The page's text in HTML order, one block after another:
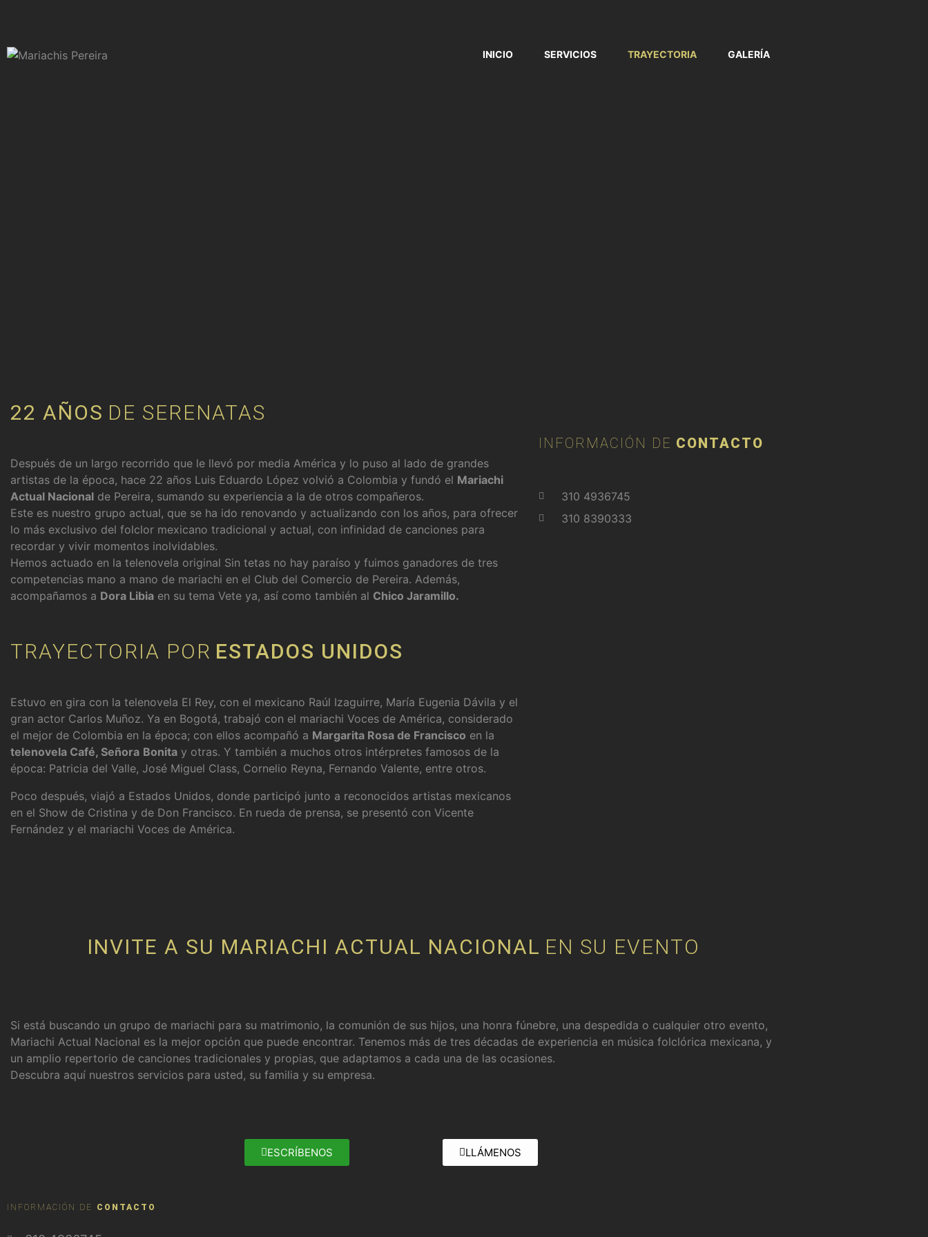
INICIO SERVICIOS TRAYECTORIA GALERÍA
22 AÑOS DE SERENATAS
Después de un largo recorrido que le llevó por media América y lo puso al lado de grandes
artistas de la época, hace 22 años Luis Eduardo López volvió a Colombia y fundó el Mariachi
Actual Nacional de Pereira, sumando su experiencia a la de otros compañeros.
Este es nuestro grupo actual, que se ha ido renovando y actualizando con los años, para ofrecer
lo más exclusivo del folclor mexicano tradicional y actual, con infinidad de canciones para
recordar y vivir momentos inolvidables.
Hemos actuado en la telenovela original Sin tetas no hay paraíso y fuimos ganadores de tres
competencias mano a mano de mariachi en el Club del Comercio de Pereira. Además,
acompañamos a Dora Libia en su tema Vete ya, así como también al Chico Jaramillo.
TRAYECTORIA POR ESTADOS UNIDOS
Estuvo en gira con la telenovela El Rey, con el mexicano Raúl Izaguirre, María Eugenia Dávila y el
gran actor Carlos Muñoz. Ya en Bogotá, trabajó con el mariachi Voces de América, considerado
el mejor de Colombia en la época; con ellos acompañó a Margarita Rosa de Francisco en la
telenovela Café, Señora Bonita y otras. Y también a muchos otros intérpretes famosos de la
época: Patricia del Valle, José Miguel Class, Cornelio Reyna, Fernando Valente, entre otros.
Poco después, viajó a Estados Unidos, donde participó junto a reconocidos artistas mexicanos
en el Show de Cristina y de Don Francisco. En rueda de prensa, se presentó con Vicente
Fernández y el mariachi Voces de América.
INFORMACIÓN DE CONTACTO
310 4936745
310 8390333
INVITE A SU MARIACHI ACTUAL NACIONAL EN SU EVENTO
Si está buscando un grupo de mariachi para su matrimonio, la comunión de sus hijos, una honra fúnebre, una despedida o cualquier otro evento,
Mariachi Actual Nacional es la mejor opción que puede encontrar. Tenemos más de tres décadas de experiencia en música folclórica mexicana, y
un amplio repertorio de canciones tradicionales y propias, que adaptamos a cada una de las ocasiones.
Descubra aquí nuestros servicios para usted, su familia y su empresa.
ESCRÍBENOS LLÁMENOS
INFORMACIÓN DE CONTACTO